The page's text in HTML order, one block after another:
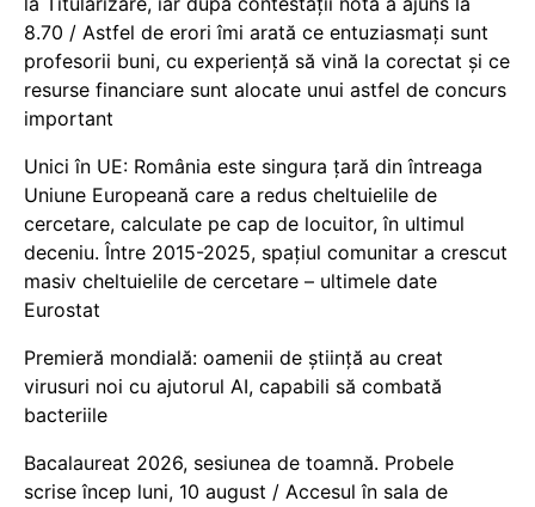
8.70 / Astfel de erori îmi arată ce entuziasmați sunt
profesorii buni, cu experiență să vină la corectat și ce
resurse financiare sunt alocate unui astfel de concurs
important
Unici în UE: România este singura țară din întreaga
Uniune Europeană care a redus cheltuielile de
cercetare, calculate pe cap de locuitor, în ultimul
deceniu. Între 2015-2025, spațiul comunitar a crescut
masiv cheltuielile de cercetare – ultimele date
Eurostat
Premieră mondială: oamenii de știință au creat
virusuri noi cu ajutorul AI, capabili să combată
bacteriile
Bacalaureat 2026, sesiunea de toamnă. Probele
scrise încep luni, 10 august / Accesul în sala de